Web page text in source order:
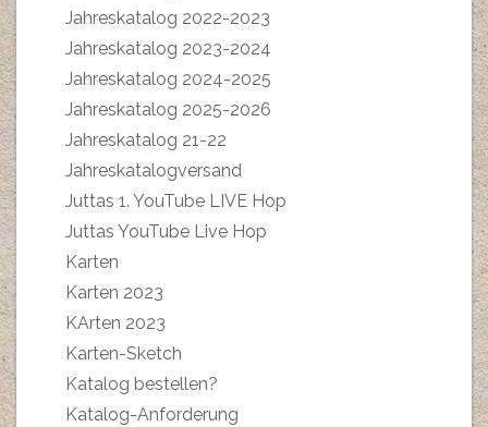
Jahreskatalog 2022-2023
Jahreskatalog 2023-2024
Jahreskatalog 2024-2025
Jahreskatalog 2025-2026
Jahreskatalog 21-22
Jahreskatalogversand
Juttas 1. YouTube LIVE Hop
Juttas YouTube Live Hop
Karten
Karten 2023
KArten 2023
Karten-Sketch
Katalog bestellen?
Katalog-Anforderung